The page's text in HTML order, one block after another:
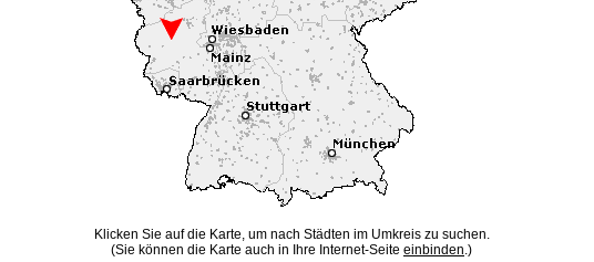
Klicken Sie auf die Karte, um nach Städten im Umkreis zu suchen.
(Sie können die Karte auch in Ihre Internet-Seite einbinden.)